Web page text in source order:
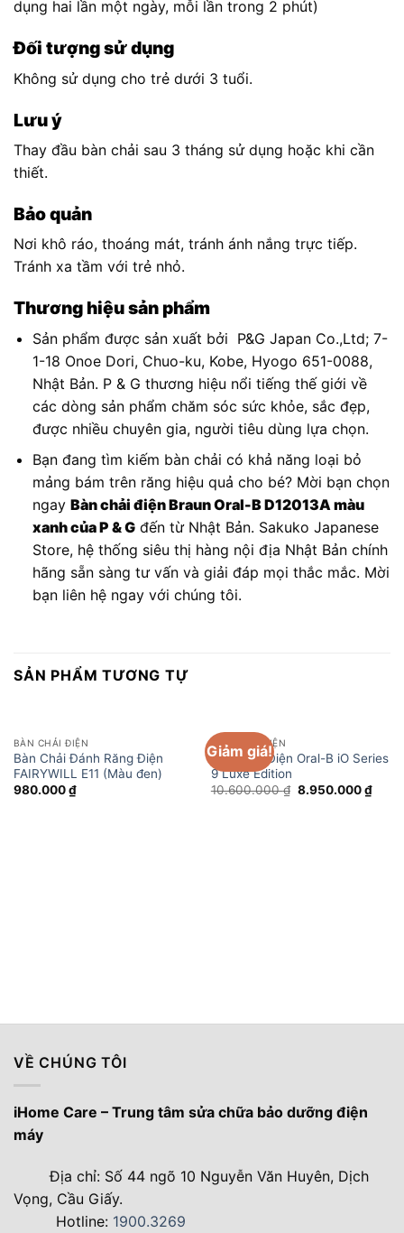
dụng hai lần một ngày, mỗi lần trong 2 phút)
Đối tượng sử dụng
Không sử dụng cho trẻ dưới 3 tuổi.
Lưu ý
Thay đầu bàn chải sau 3 tháng sử dụng hoặc khi cần
thiết.
Bảo quản
Nơi khô ráo, thoáng mát, tránh ánh nắng trực tiếp.
Tránh xa tầm với trẻ nhỏ.
Thương hiệu sản phẩm
Sản phẩm được sản xuất bởi P&G Japan Co.,Ltd; 7-
1-18 Onoe Dori, Chuo-ku, Kobe, Hyogo 651-0088,
Nhật Bản. P & G thương hiệu nổi tiếng thế giới về
các dòng sản phẩm chăm sóc sức khỏe, sắc đẹp,
được nhiều chuyên gia, người tiêu dùng lựa chọn.
Bạn đang tìm kiếm bàn chải có khả năng loại bỏ
mảng bám trên răng hiệu quả cho bé? Mời bạn chọn
ngay Bàn chải điện Braun Oral-B D12013A màu
xanh của P & Gđến từ Nhật Bản. Sakuko Japanese
Store, hệ thống siêu thị hàng nội địa Nhật Bản chính
hãng sẵn sàng tư vấn và giải đáp mọi thắc mắc. Mời
bạn liên hệ ngay với chúng tôi.
SẢN PHẨM TƯƠNG TỰ
BÀN CHẢI ĐIỆN
Bàn Chải Đánh Răng Điện
FAIRYWILL E11 (Màu đen)
980.000₫
Giảm giá!
BÀN CHẢI ĐIỆN
Bàn Chải Điện Oral-B iO Series
9 Luxe Edition
10.600.000₫ Giá
8.950.000₫Giá
hiện
VỀ CHÚNG TÔI
iHome Care – Trung tâm sửa chữa bảo dưỡng điện
máy
Địa chỉ: Số 44 ngõ 10 Nguyễn Văn Huyên, Dịch
Vọng, Cầu Giấy.
Hotline: 1900.3269